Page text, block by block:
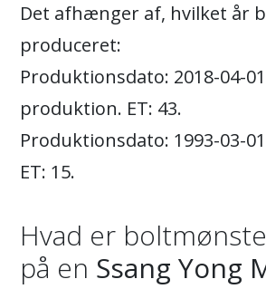
Det afhænger af, hvilket år
produceret:
Produktionsdato: 2018-04-
produktion. ET: 43.
Produktionsdato: 1993-03-
ET: 15.
Hvad er
på en Ssang Yong